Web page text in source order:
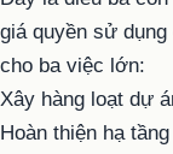
giá quyền sử
cho ba việc lớn:
Xây hàng loạt dự
Hoàn thiện hạ